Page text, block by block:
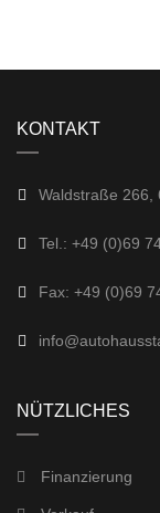
KONTAKT
Waldstraße 266,
Tel.: +49 (0)69
Fax: +49 (0)69
NÜTZLICHES
Finanzierung